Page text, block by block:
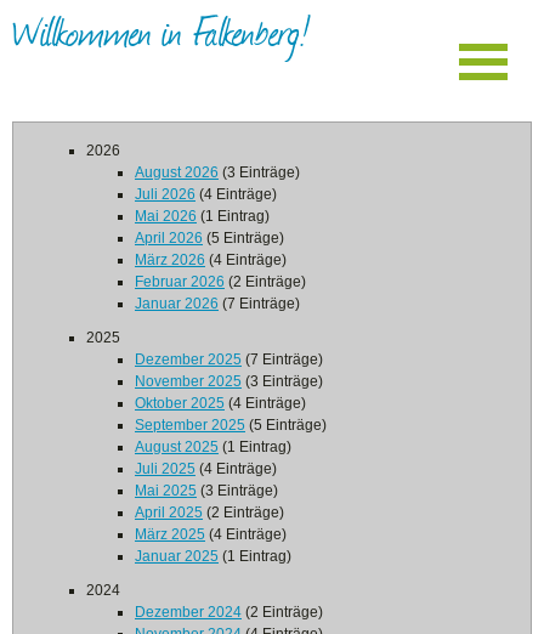
Willkommen in Falkenberg!
2026
August 2026 (3 Einträge)
Juli 2026 (4 Einträge)
Mai 2026 (1 Eintrag)
April 2026 (5 Einträge)
März 2026 (4 Einträge)
Februar 2026 (2 Einträge)
Januar 2026 (7 Einträge)
2025
Dezember 2025 (7 Einträge)
November 2025 (3 Einträge)
Oktober 2025 (4 Einträge)
September 2025 (5 Einträge)
August 2025 (1 Eintrag)
Juli 2025 (4 Einträge)
Mai 2025 (3 Einträge)
April 2025 (2 Einträge)
März 2025 (4 Einträge)
Januar 2025 (1 Eintrag)
2024
Dezember 2024 (2 Einträge)